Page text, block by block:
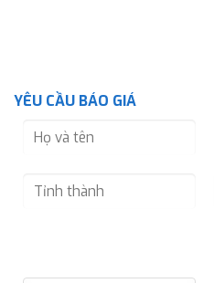
YÊU CẦU BÁO GIÁ